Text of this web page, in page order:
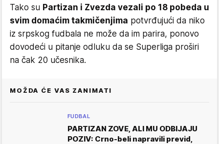
Tako su Partizan i Zvezda vezali po 18 pobeda u
svim domaćim takmičenjima potvrđujući da niko
iz srpskog fudbala ne može da im parira, ponovo
dovodeći u pitanje odluku da se Superliga proširi
na čak 20 učesnika.
MOŽDA ĆE VAS ZANIMATI
FUDBAL
PARTIZAN ZOVE, ALI MU ODBIJAJU
POZIV: Crno-beli napravili previd,